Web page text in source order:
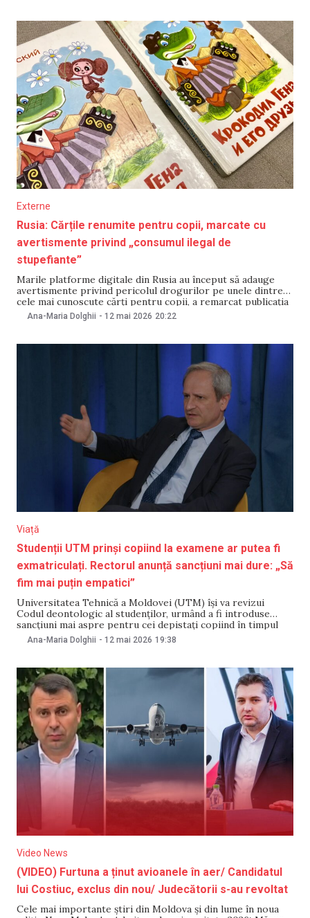
Externe
Rusia: Cărțile renumite pentru copii, marcate cu
avertismente privind „consumul ilegal de
stupefiante”
Marile platforme digitale din Rusia au început să adauge
avertismente privind pericolul drogurilor pe unele dintre
cele mai cunoscute cărți pentru copii, a remarcat publicația
Verstka. Astfel de avertismente au fost afișate de LitRes,
Ozon, editura AST și alte companii, notează publicația
stupefiante, substanțe
Ana-Maria Dolghii - 12 mai 2026 20:22
Viață
Studenții UTM prinși copiind la examene ar putea fi
exmatriculați. Rectorul anunță sancțiuni mai dure: „Să
fim mai puțin empatici”
Universitatea Tehnică a Moldovei (UTM) își va revizui
Codul deontologic al studenților, urmând a fi introduse
sancțiuni mai aspre pentru cei depistați copiind în timpul
examenelor. Acestea ar putea include chiar și
exmatricularea din cadrul instituție, fără drept de
UTM, Viorel
Ana-Maria Dolghii - 12 mai 2026 19:38
Video News
(VIDEO) Furtuna a ținut avioanele în aer/ Candidatul
lui Costiuc, exclus din nou/ Judecătorii s-au revoltat
Cele mai importante știri din Moldova și din lume în noua